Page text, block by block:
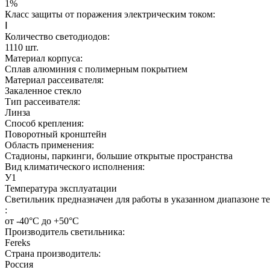
1%
Класс защиты от поражения электрическим током:
Количество светодиодов:
1110 шт.
Материал корпуса:
Сплав алюминия с полимерным покрытием
Материал рассеивателя:
Закаленное стекло
Тип рассеивателя:
Линза
Способ крепления:
Поворотный кронштейн
Область применения:
Стадионы, паркинги, большие открытые пространства
Вид климатического исполнения:
У1
Температура эксплуатации
Светильник предназначен для работы в указанном диапазоне
:
от -40°С до +50°С
Производитель светильника:
Fereks
Страна производитель:
Россия